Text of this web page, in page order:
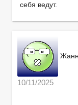
себя ведут.
10/11/2025